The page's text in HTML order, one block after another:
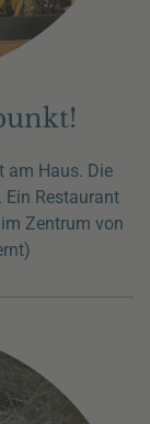
am Haus. Die
Restaurant
Zentrum von